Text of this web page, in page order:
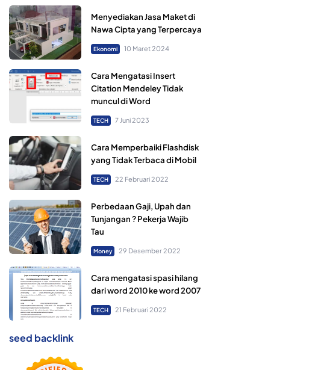
Menyediakan Jasa Maket di
Nawa Cipta yang Terpercaya
Ekonomi 10 Maret 2024
Cara Mengatasi Insert
Citation Mendeley Tidak
muncul di Word
TECH 7 Juni 2023
Cara Memperbaiki Flashdisk
yang Tidak Terbaca di Mobil
TECH 22 Februari 2022
Perbedaan Gaji, Upah dan
Tunjangan ? Pekerja Wajib
Tau
Money 29 Desember 2022
Cara mengatasi spasi hilang
dari word 2010 ke word 2007
TECH 21 Februari 2022
seed backlink